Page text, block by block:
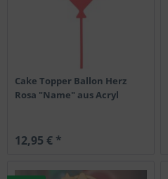
Cake Topper Ballon Herz
Rosa "Name" aus Acryl
12,95 € *